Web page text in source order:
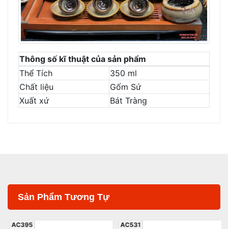
Thông số kĩ thuật của sản phẩm
Thể Tích
350 ml
Chất liệu
Gốm Sứ
Xuất xứ
Bát Tràng
Sản Phẩm Tương Tự
AC395 AC531